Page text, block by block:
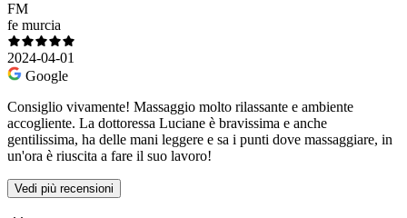
FM
fe murcia
2024-04-01
Google
Consiglio vivamente! Massaggio molto rilassante e ambiente
accogliente. La dottoressa Luciane è bravissima e anche
gentilissima, ha delle mani leggere e sa i punti dove massaggiare, in
un'ora è riuscita a fare il suo lavoro!
Vedi più recensioni